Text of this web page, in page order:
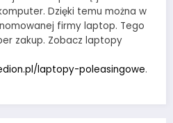
Dzięki temu można w
firmy laptop. Tego
zakup. Zobacz laptopy
laptopy-poleasingowe.